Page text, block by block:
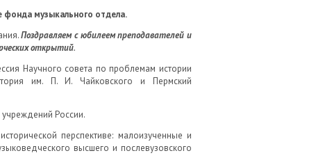
фонда музыкального отдела.
Поздравляем с юбилеем преподавателей и
открытий.
Научного совета по проблемам истории
им. П. И. Чайковского и Пермский
России.
перспективе: малоизученные и
высшего и послевузовского